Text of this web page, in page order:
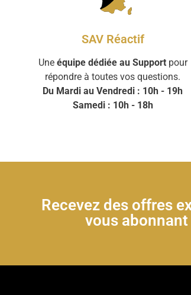
SAV Réactif
Une équipe dédiée au Supportpour
répondre à toutes vos questions.
Du Mardi au Vendredi : 10h - 19h
Samedi : 10h - 18h
Recevez des offres
vous